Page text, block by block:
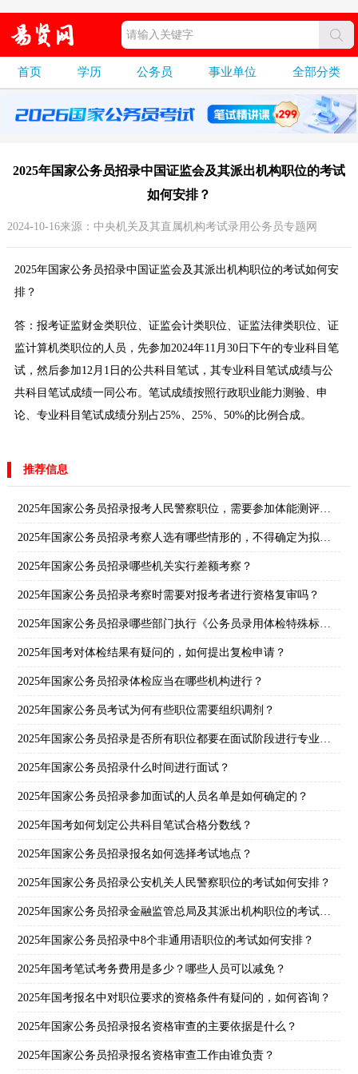
首页 学历 公务员 事业单位 全部分类
2025年国家公务员招录中国证监会及其派出机构职位的考试
如何安排？
2024-10-16来源：中央机关及其直属机构考试录用公务员专题网
2025年国家公务员招录中国证监会及其派出机构职位的考试如何安
排？
答：报考证监财金类职位、证监会计类职位、证监法律类职位、证
监计算机类职位的人员，先参加2024年11月30日下午的专业科目笔
试，然后参加12月1日的公共科目笔试，其专业科目笔试成绩与公
共科目笔试成绩一同公布。笔试成绩按照行政职业能力测验、申
论、专业科目笔试成绩分别占25%、25%、50%的比例合成。
推荐信息
2025年国家公务员招录报考人民警察职位，需要参加体能测评吗？
2025年国家公务员招录考察人选有哪些情形的，不得确定为拟录用人员？
2025年国家公务员招录哪些机关实行差额考察？
2025年国家公务员招录考察时需要对报考者进行资格复审吗？
2025年国家公务员招录哪些部门执行《公务员录用体检特殊标准（试行）》？
2025年国考对体检结果有疑问的，如何提出复检申请？
2025年国家公务员招录体检应当在哪些机构进行？
2025年国家公务员考试为何有些职位需要组织调剂？
2025年国家公务员招录是否所有职位都要在面试阶段进行专业能力测试？
2025年国家公务员招录什么时间进行面试？
2025年国家公务员招录参加面试的人员名单是如何确定的？
2025年国考如何划定公共科目笔试合格分数线？
2025年国家公务员招录报名如何选择考试地点？
2025年国家公务员招录公安机关人民警察职位的考试如何安排？
2025年国家公务员招录金融监管总局及其派出机构职位的考试如何安排？
2025年国家公务员招录中8个非通用语职位的考试如何安排？
2025年国考笔试考务费用是多少？哪些人员可以减免？
2025年国考报名中对职位要求的资格条件有疑问的，如何咨询？
2025年国家公务员招录报名资格审查的主要依据是什么？
2025年国家公务员招录报名资格审查工作由谁负责？